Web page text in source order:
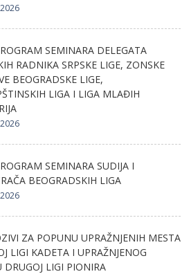
SEMINARA DELEGATA
RADNIKA SRPSKE LIGE, ZONSKE
BEOGRADSKE LIGE,
LIGA I LIGA MLAĐIH
SEMINARA SUDIJA I
BEOGRADSKIH LIGA
ZA POPUNU UPRAŽNJENIH MESTA
LIGI KADETA I UPRAŽNJENOG
DRUGOJ LIGI PIONIRA